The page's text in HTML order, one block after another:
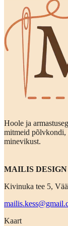
Hoole ja
mitmeid põlvkondi,
minevikust.
MAILIS DESIGN
Kivinuka tee 5,
Kaart